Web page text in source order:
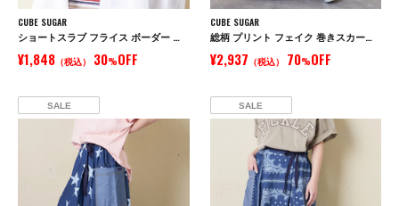
CUBE SUGAR
ショートスラブ フライス ボーダー タンクトップ
¥1,848 （税込） 30%OFF
CUBE SUGAR
総柄 プリント フェイク 巻きスカート ( 4.5オンス デニム / ツイル )
¥2,937 （税込） 70%OFF
SALE SALE